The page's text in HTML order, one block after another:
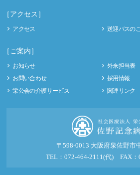
［アクセス］
アクセス 送迎バスの
［ご案内］
お知らせ
外来担当表
お問い合わせ
採用情報
栄公会の介護サービス
関連リンク
〒598-0013 大阪府泉佐野市
TEL：072-464-2111(代) FAX：